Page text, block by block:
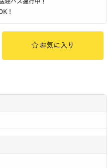
迎バス運行中！
！
お気に入り